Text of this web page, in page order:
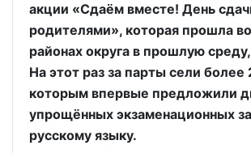
акции «Сдаём вместе! День
родителями», которая прошла
районах округа в прошлую
На этот раз за парты сели более
которым впервые предложили
упрощённых экзаменационных
русскому языку.